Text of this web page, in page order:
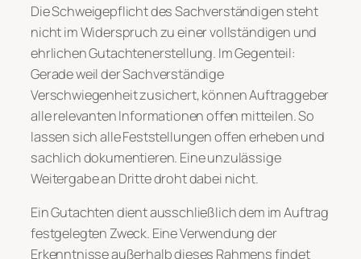
Die Schweigepflicht des Sachverständigen steht
nicht im Widerspruch zu einer vollständigen und
ehrlichen Gutachtenerstellung. Im Gegenteil:
Gerade weil der Sachverständige
Verschwiegenheit zusichert, können Auftraggeber
alle relevanten Informationen offen mitteilen. So
lassen sich alle Feststellungen offen erheben und
sachlich dokumentieren. Eine unzulässige
Weitergabe an Dritte droht dabei nicht.
Ein Gutachten dient ausschließlich dem im Auftrag
festgelegten Zweck. Eine Verwendung der
Erkenntnisse außerhalb dieses Rahmens findet